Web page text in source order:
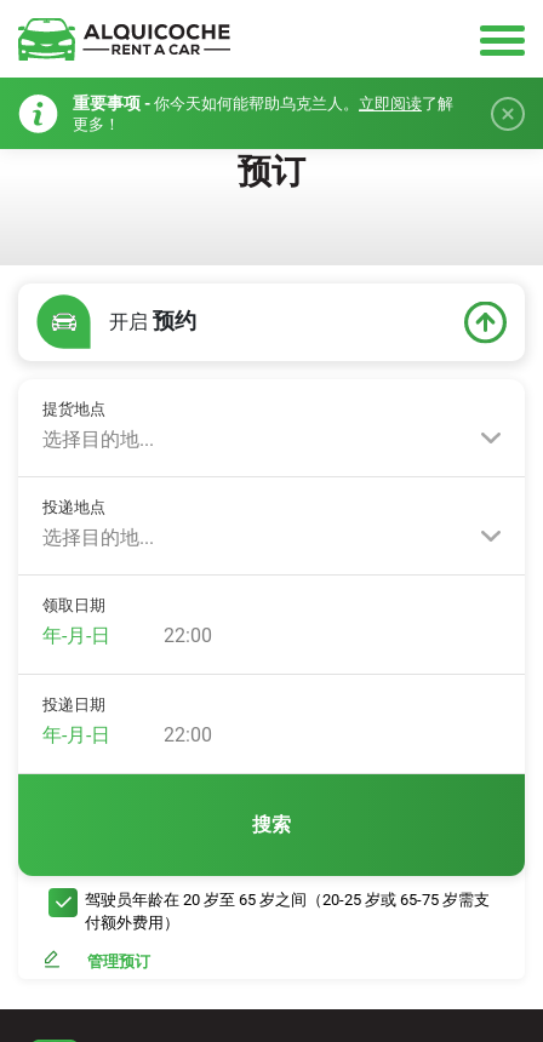
重要事项 - 你今天如何能帮助乌克兰人。 立即阅读了解
更多！
预订
开启 预约
提货地点
选择目的地...
投递地点
选择目的地...
领取日期
22:00
投递日期
22:00
搜索
驾驶员年龄在 20 岁至 65 岁之间（20-25 岁或 65-75 岁需支
付额外费用）
管理预订